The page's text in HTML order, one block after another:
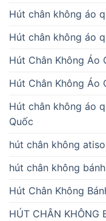
Hút chân không áo
Hút chân không áo
Hút Chân Không Áo
Hút Chân Không Áo
Hút chân không áo
Quốc
hút chân không atiso
hút chân không
Hút Chân Không
HÚT CHÂN KHÔNG